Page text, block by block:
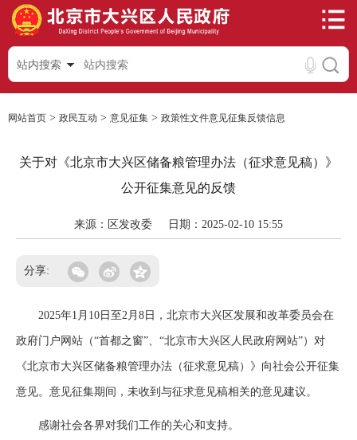
站内搜索
网站首页 > 政民互动 > 意见征集 > 政策性文件意见征集反馈信息
关于对《北京市大兴区储备粮管理办法（征求意见稿）》
公开征集意见的反馈
来源：区发改委 日期：2025-02-10 15:55
分享:
2025年1月10日至2月8日，北京市大兴区发展和改革委员会在
政府门户网站（“首都之窗”、“北京市大兴区人民政府网站”）对
《北京市大兴区储备粮管理办法（征求意见稿）》向社会公开征集
意见。意见征集期间，未收到与征求意见稿相关的意见建议。
感谢社会各界对我们工作的关心和支持。